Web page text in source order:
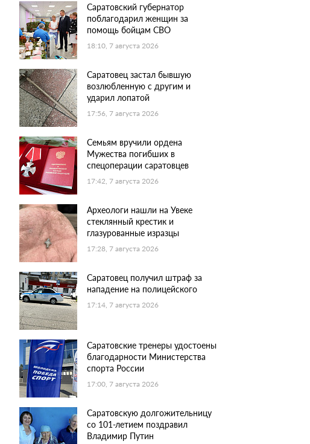
Саратовский губернатор
поблагодарил женщин за
помощь бойцам СВО
18:10, 7 августа 2026
Саратовец застал бывшую
возлюбленную с другим и
ударил лопатой
17:56, 7 августа 2026
Семьям вручили ордена
Мужества погибших в
спецоперации саратовцев
17:42, 7 августа 2026
Археологи нашли на Увеке
стеклянный крестик и
глазурованные изразцы
17:28, 7 августа 2026
Саратовец получил штраф за
нападение на полицейского
17:14, 7 августа 2026
Саратовские тренеры удостоены
благодарности Министерства
спорта России
17:00, 7 августа 2026
Саратовскую долгожительницу
со 101-летием поздравил
Владимир Путин